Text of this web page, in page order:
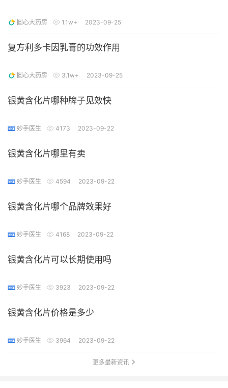
圆心大药房 1.1w+ 2023-09-25
复方利多卡因乳膏的功效作用
圆心大药房 3.1w+ 2023-09-25
银黄含化片哪种牌子见效快
妙手医生 4173 2023-09-22
银黄含化片哪里有卖
妙手医生 4594 2023-09-22
银黄含化片哪个品牌效果好
妙手医生 4168 2023-09-22
银黄含化片可以长期使用吗
妙手医生 3923 2023-09-22
银黄含化片价格是多少
妙手医生 3964 2023-09-22
更多最新资讯